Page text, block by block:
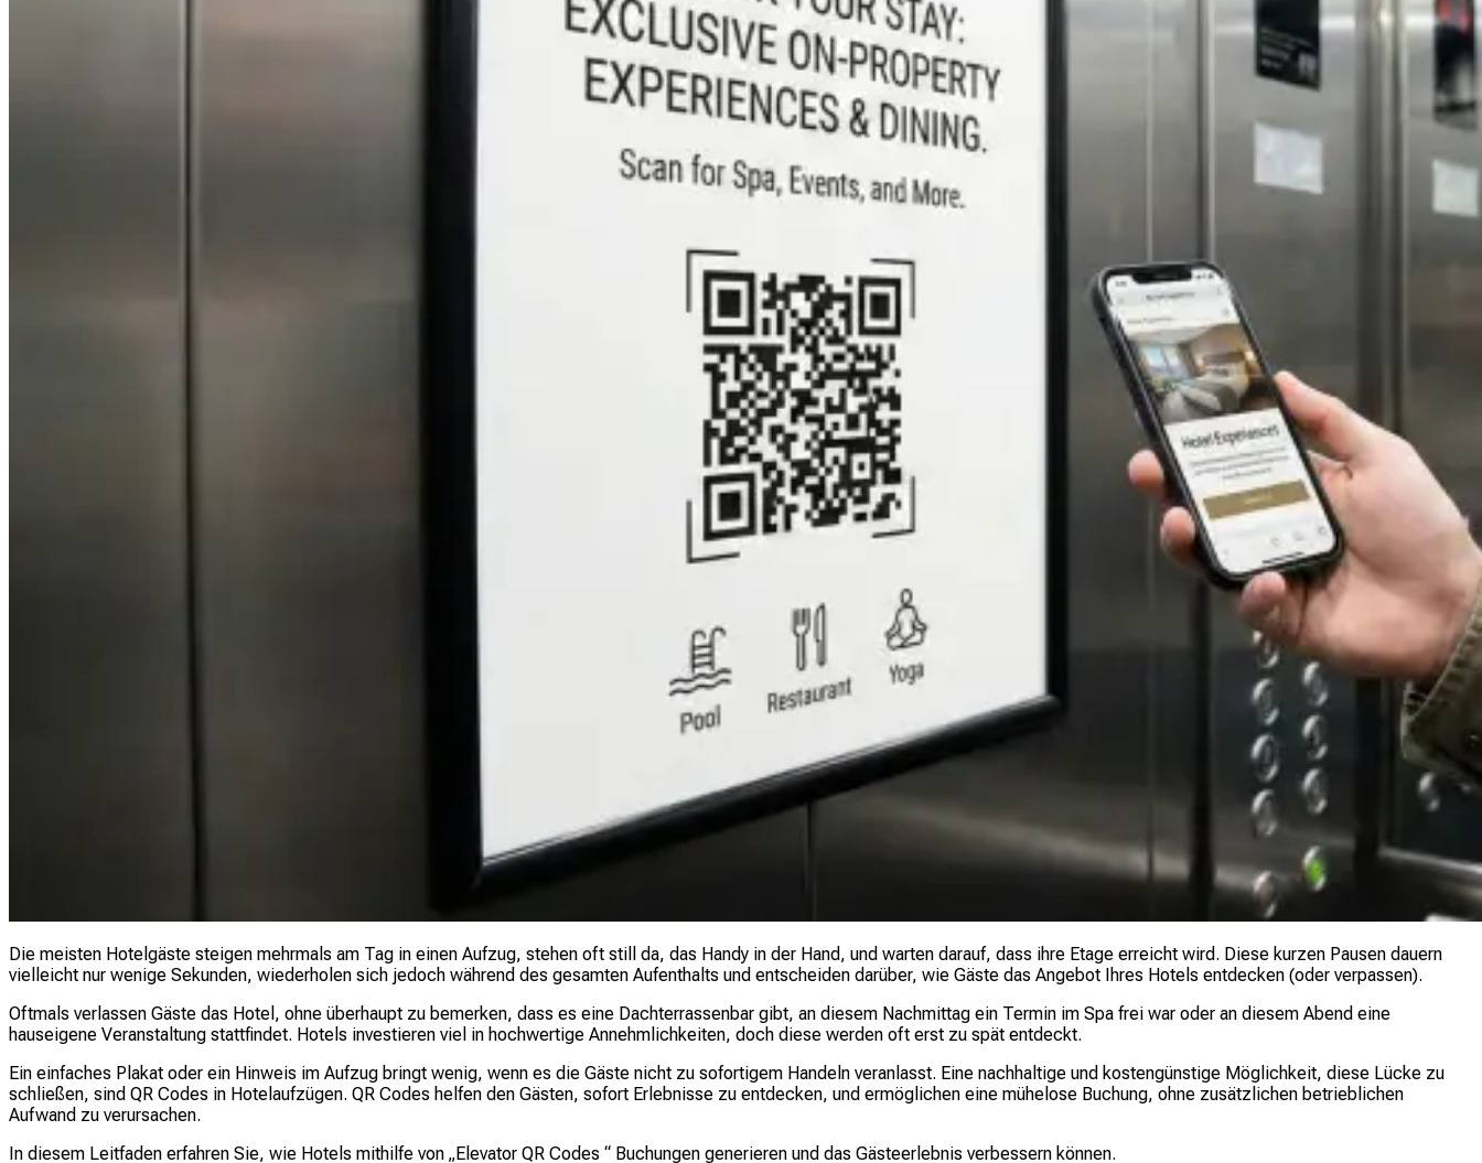
Die meisten Hotelgäste steigen mehrmals am Tag in einen Aufzug, stehen oft still da, das Handy in der Hand, und warten darauf, dass ihre Etage erreicht wird. Diese kurzen Pausen dauern
vielleicht nur wenige Sekunden, wiederholen sich jedoch während des gesamten Aufenthalts und entscheiden darüber, wie Gäste das Angebot Ihres Hotels entdecken (oder verpassen).
Oftmals verlassen Gäste das Hotel, ohne überhaupt zu bemerken, dass es eine Dachterrassenbar gibt, an diesem Nachmittag ein Termin im Spa frei war oder an diesem Abend eine
hauseigene Veranstaltung stattfindet. Hotels investieren viel in hochwertige Annehmlichkeiten, doch diese werden oft erst zu spät entdeckt.
Ein einfaches Plakat oder ein Hinweis im Aufzug bringt wenig, wenn es die Gäste nicht zu sofortigem Handeln veranlasst. Eine nachhaltige und kostengünstige Möglichkeit, diese Lücke zu
schließen, sind QR Codes in Hotelaufzügen. QR Codes helfen den Gästen, sofort Erlebnisse zu entdecken, und ermöglichen eine mühelose Buchung, ohne zusätzlichen betrieblichen
Aufwand zu verursachen.
In diesem Leitfaden erfahren Sie, wie Hotels mithilfe von „Elevator QR Codes “ Buchungen generieren und das Gästeerlebnis verbessern können.